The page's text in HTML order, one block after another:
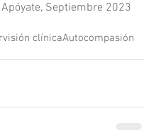
Apóyate, Septiembre 2023
clínicaAutocompasión